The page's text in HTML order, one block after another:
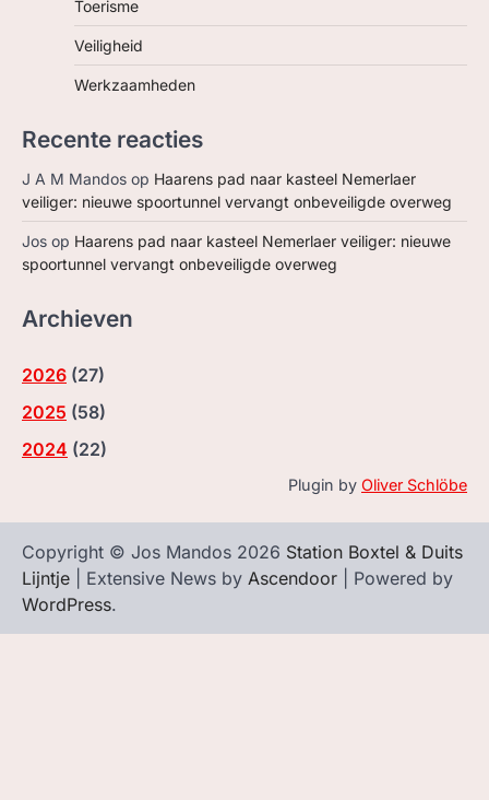
Toerisme
Veiligheid
Werkzaamheden
Recente reacties
J A M Mandos op Haarens pad naar kasteel Nemerlaer
veiliger: nieuwe spoortunnel vervangt onbeveiligde overweg
Jos op Haarens pad naar kasteel Nemerlaer veiliger: nieuwe
spoortunnel vervangt onbeveiligde overweg
Archieven
2026 (27)
2025 (58)
2024 (22)
Plugin by Oliver Schlöbe
Copyright © Jos Mandos 2026 Station Boxtel & Duits
Lijntje | Extensive News by Ascendoor | Powered by
WordPress.